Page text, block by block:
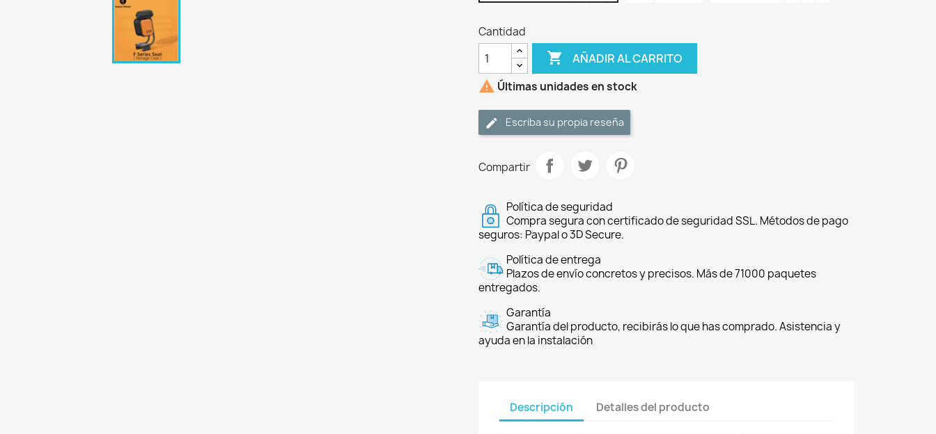
Cantidad
 AÑADIR AL CARRITO
 Últimas unidades en stock
Escriba su propia reseña
Compartir
Política de seguridad
Compra segura con certificado de seguridad SSL. Métodos de pago
seguros: Paypal o 3D Secure.
Política de entrega
Plazos de envío concretos y precisos. Más de 71000 paquetes
entregados.
Garantía
Garantía del producto, recibirás lo que has comprado. Asistencia y
ayuda en la instalación
Descripción Detalles del producto